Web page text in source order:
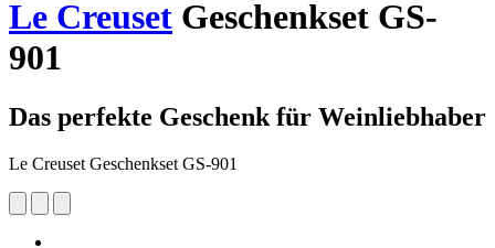
Le Creuset Geschenkset GS-
901
Das perfekte Geschenk für Weinliebhaber
Le Creuset Geschenkset GS-901